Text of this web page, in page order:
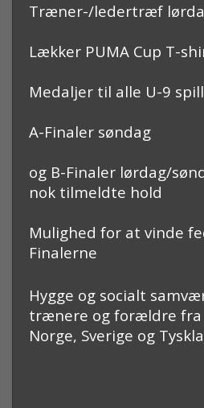
Træner-/ledertræf
Lækker PUMA Cup T-
Medaljer til alle U-9
A-Finaler søndag
og B-Finaler lørdag/
nok tilmeldte hold
Mulighed for at vinde
Finalerne
Hygge og socialt
trænere og forældre fra
Norge, Sverige og